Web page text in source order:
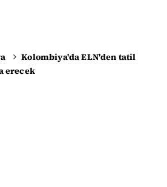
Kolombiya'da ELN'den tatil
erecek